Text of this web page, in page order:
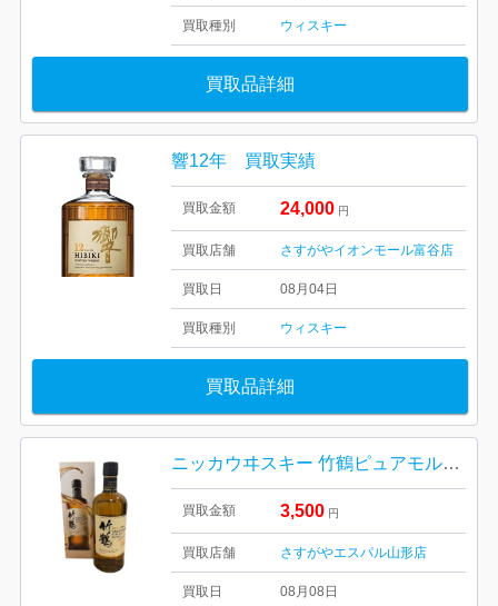
買取種別 ウィスキー
買取品詳細
響12年 買取実績
買取金額 24,000 円
買取店舗 さすがやイオンモール富谷店
買取日 08月04日
買取種別 ウィスキー
買取品詳細
ニッカウヰスキー 竹鶴ピュアモルト 天童市
買取金額 3,500 円
買取店舗 さすがやエスパル山形店
買取日 08月08日